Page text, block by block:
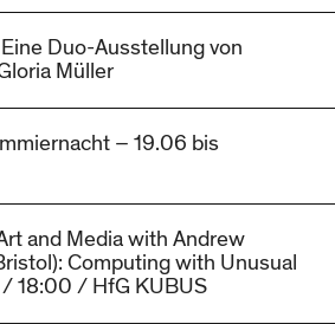
Eine Duo-Ausstellung von
Müller
– 19.06 bis
and Media with Andrew
Computing with Unusual
18:00 / HfG KUBUS